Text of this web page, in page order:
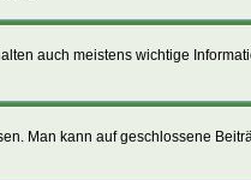
auch meistens wichtige
Man kann auf geschlossene